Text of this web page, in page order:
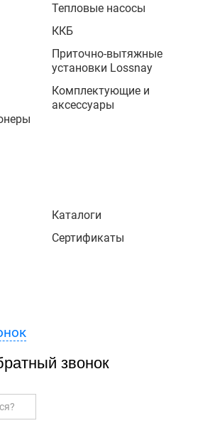
Тепловые насосы
ККБ
Приточно-вытяжные
установки Lossnay
Комплектующие и
аксессуары
Каталоги
Сертификаты
звонок